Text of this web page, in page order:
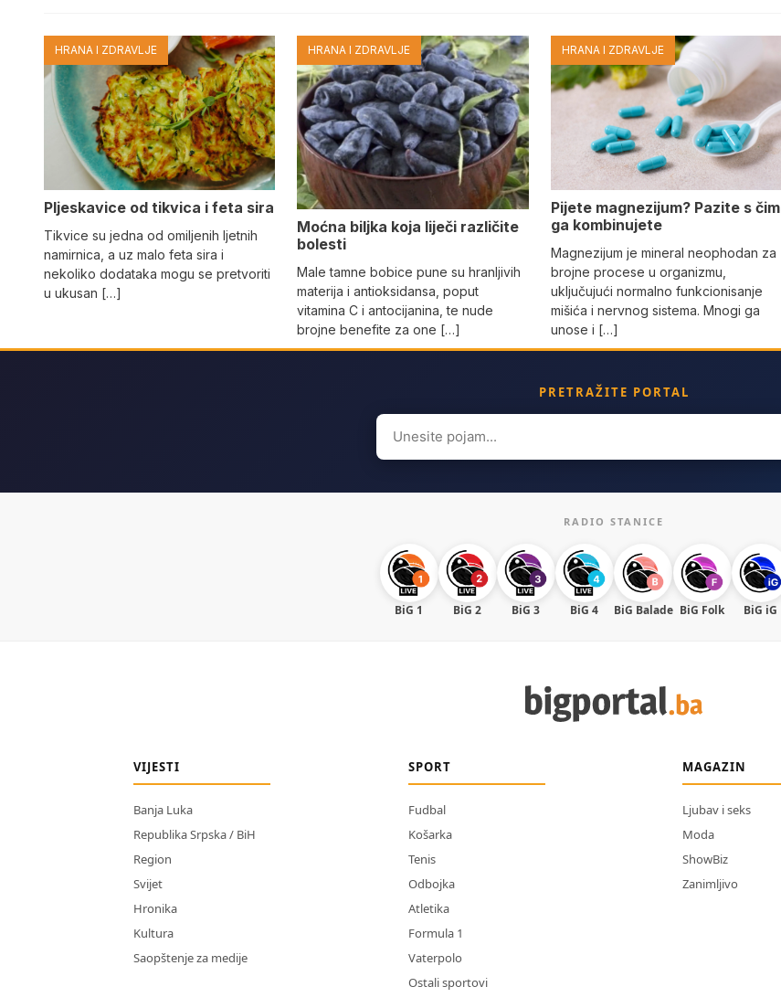
HRANA I ZDRAVLJE
Pljeskavice od tikvica i feta sira
Tikvice su jedna od omiljenih ljetnih
namirnica, a uz malo feta sira i
nekoliko dodataka mogu se pretvoriti
u ukusan […]
HRANA I ZDRAVLJE
Moćna biljka koja liječi različite
bolesti
Male tamne bobice pune su hranljivih
materija i antioksidansa, poput
vitamina C i antocijanina, te nude
brojne benefite za one […]
HRANA I ZDRAVLJE
Pijete magnezijum? Pazite s čim
ga kombinujete
Magnezijum je mineral neophodan za
brojne procese u organizmu,
uključujući normalno funkcionisanje
mišića i nervnog sistema. Mnogi ga
unose i […]
PRETRAŽITE PORTAL
Search
for:
RADIO STANICE
BiG 1 BiG 2 BiG 3 BiG 4 BiG Balade BiG Folk BiG iG
VIJESTI
Banja Luka
Republika Srpska / BiH
Region
Svijet
Hronika
Kultura
Saopštenje za medije
SPORT
Fudbal
Košarka
Tenis
Odbojka
Atletika
Formula 1
Vaterpolo
Ostali sportovi
MAGAZIN
Ljubav i seks
Moda
ShowBiz
Zanimljivo